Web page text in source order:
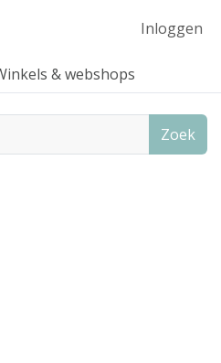
Inloggen
& webshops
Zoek